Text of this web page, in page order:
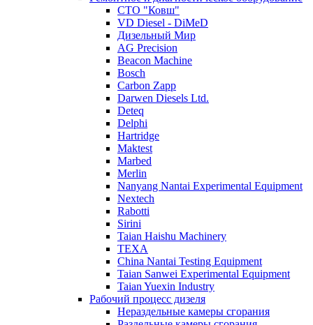
СТО "Ковш"
VD Diesel - DiMeD
Дизельный Мир
AG Precision
Beacon Machine
Bosch
Carbon Zapp
Darwen Diesels Ltd.
Deteq
Delphi
Hartridge
Maktest
Marbed
Merlin
Nanyang Nantai Experimental Equipment
Nextech
Rabotti
Sirini
Taian Haishu Machinery
TEXA
China Nantai Testing Equipment
Taian Sanwei Experimental Equipment
Taian Yuexin Industry
Рабочий процесс дизеля
Нераздельные камеры сгорания